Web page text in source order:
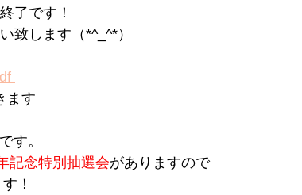
了です！
致します（*^_^*）
ます
です。
記念特別抽選会がありますので
！